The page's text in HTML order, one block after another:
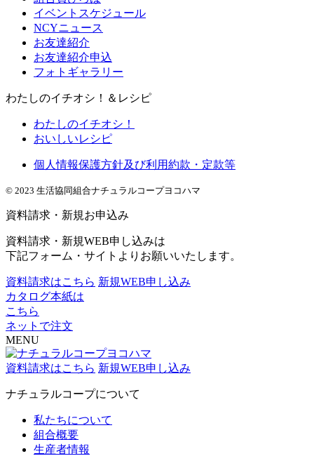
イベントスケジュール
NCYニュース
お友達紹介
お友達紹介申込
フォトギャラリー
わたしのイチオシ！＆レシピ
わたしのイチオシ！
おいしいレシピ
個人情報保護方針及び利用約款・定款等
© 2023 生活協同組合ナチュラルコープヨコハマ
資料請求・新規お申込み
資料請求・新規WEB申し込みは
下記フォーム・サイトよりお願いいたします。
資料請求はこちら 新規WEB申し込み
カタログ本紙は
こちら
ネットで注文
MENU
資料請求はこちら 新規WEB申し込み
ナチュラルコープについて
私たちについて
組合概要
生産者情報